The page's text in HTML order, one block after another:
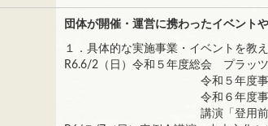
団体が開催・運営に携わったイベント
１．具体的な実施事業・イベントを教
R6.6/2（日）令和５年度総会 プラッ
令和５年度事業報告・
令和６年度事業計
講演「登用前の川崎平